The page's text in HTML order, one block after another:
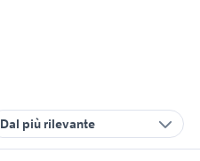
Dal più rilevante